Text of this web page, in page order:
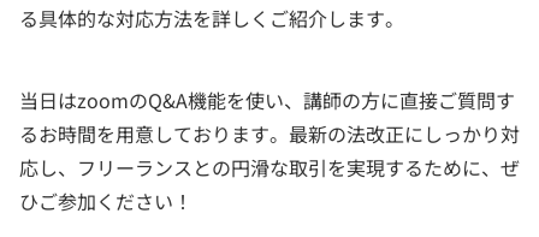
る具体的な対応方法を詳しくご紹介します。
当日はzoomのQ&A機能を使い、講師の方に直接ご質問す
るお時間を用意しております。最新の法改正にしっかり対
応し、フリーランスとの円滑な取引を実現するために、ぜ
ひご参加ください！